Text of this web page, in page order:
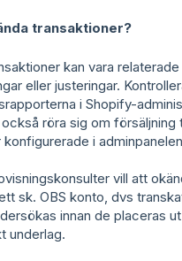
transaktioner?
kan vara
eller justeringar.
i Shopify-
röra sig om försäljning
konfigurerade i
vill att
sk. OBS konto, dvs
innan de placeras
underlag.